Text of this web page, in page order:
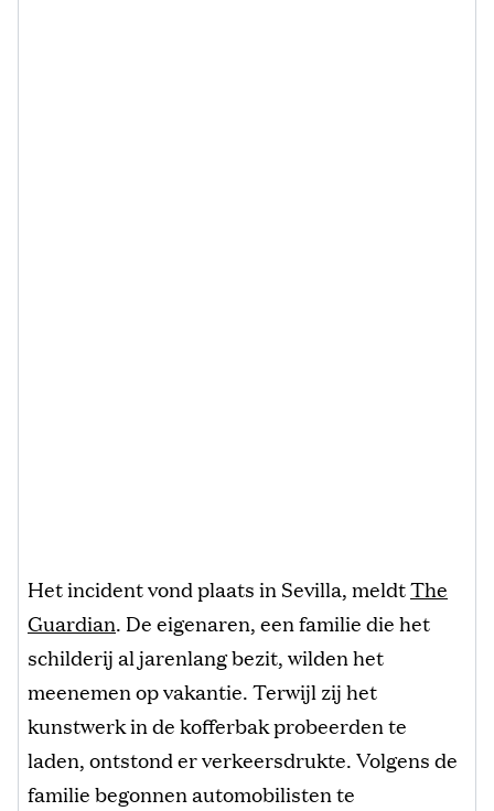
Het incident vond plaats in Sevilla, meldtThe
Guardian. De eigenaren, een familie die het
schilderij al jarenlang bezit, wilden het
meenemen op vakantie. Terwijl zij het
kunstwerk in de kofferbak probeerden te
laden, ontstond er verkeersdrukte. Volgens de
familie begonnen automobilisten te